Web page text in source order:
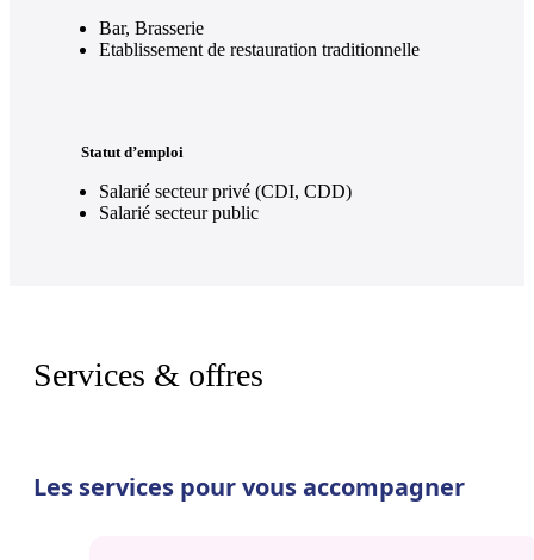
Bar, Brasserie
Etablissement de restauration traditionnelle
Statut d’emploi
Salarié secteur privé (CDI, CDD)
Salarié secteur public
Services & offres
Les services pour vous accompagner